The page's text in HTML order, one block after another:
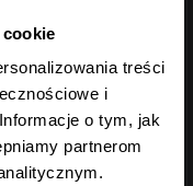
treści
i
o tym, jak
partnerom